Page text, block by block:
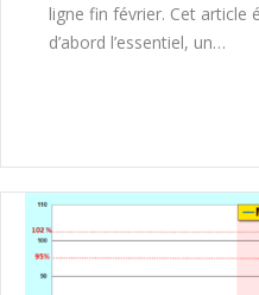
ligne fin février. Cet article
d’abord l’essentiel, un…